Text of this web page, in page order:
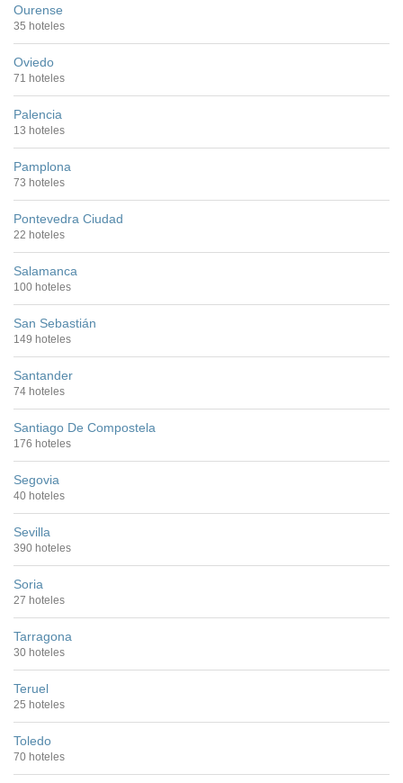
Ourense
35 hoteles
Oviedo
71 hoteles
Palencia
13 hoteles
Pamplona
73 hoteles
Pontevedra Ciudad
22 hoteles
Salamanca
100 hoteles
San Sebastián
149 hoteles
Santander
74 hoteles
Santiago De Compostela
176 hoteles
Segovia
40 hoteles
Sevilla
390 hoteles
Soria
27 hoteles
Tarragona
30 hoteles
Teruel
25 hoteles
Toledo
70 hoteles